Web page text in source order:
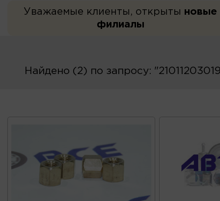
Уважаемые клиенты, открыты новые
филиалы
Найдено (2) по запросу: